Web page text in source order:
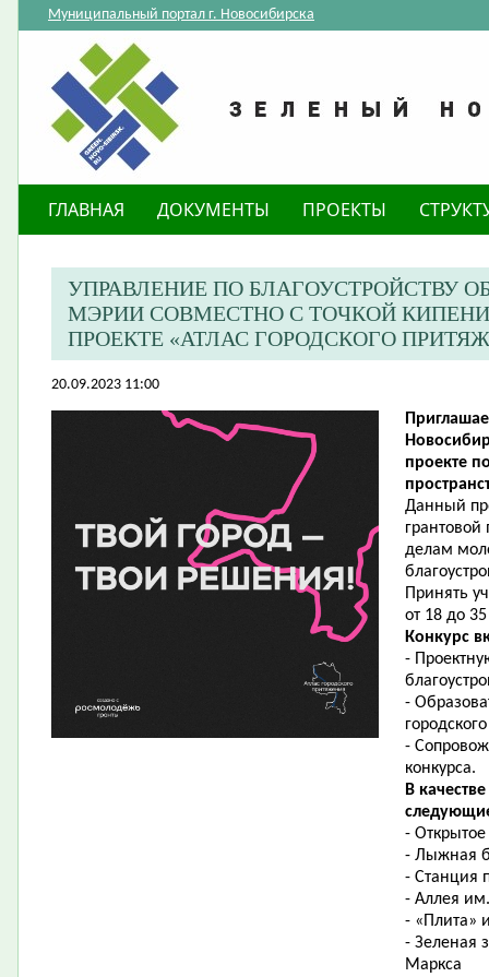
Муниципальный портал г. Новосибирска
ГЛАВНАЯ ДОКУМЕНТЫ ПРОЕКТЫ
УПРАВЛЕНИЕ ПО БЛАГОУСТРОЙСТВУ
МЭРИИ СОВМЕСТНО С ТОЧКОЙ
ПРОЕКТЕ «АТЛАС ГОРОДСКОГО
20.09.2023 11:00
проекте
Данный
грантовой
делам
Принять
от 18 до
Конкурс
-
-
-
конкурса.
В
- Открытое
- Лыжная
- Станция
- Аллея
- «Плита»
- Зеленая
Маркса